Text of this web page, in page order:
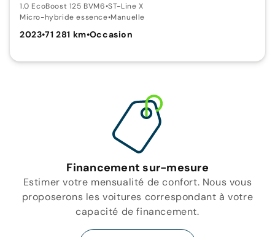
1.0 EcoBoost 125 BVM6•ST-Line X
Micro-hybride essence•Manuelle
2023•71 281 km•Occasion
Financement sur-mesure
Estimer votre mensualité de confort. Nous vous
proposerons les voitures correspondant à votre
capacité de financement.